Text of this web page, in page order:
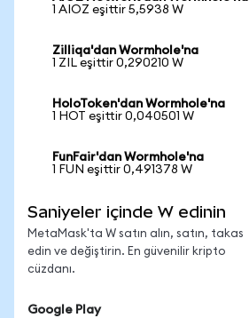
1 AIOZ eşittir 5,5938 W
Zilliqa'dan Wormhole'na
1 ZIL eşittir 0,290210 W
HoloToken'dan Wormhole'na
1 HOT eşittir 0,040501 W
FunFair'dan Wormhole'na
1 FUN eşittir 0,491378 W
Saniyeler içinde W edinin
MetaMask'ta W satın alın, satın, takas
edin ve değiştirin. En güvenilir kripto
cüzdanı.
Google Play